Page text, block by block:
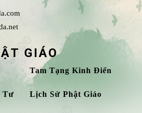
GIÁO
Tư
Tam Tạng Kinh Điển
Lịch Sử Phật Giáo